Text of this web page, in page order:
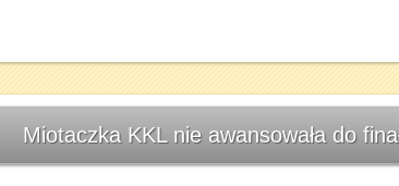
Miotaczka KKL nie awansowała do